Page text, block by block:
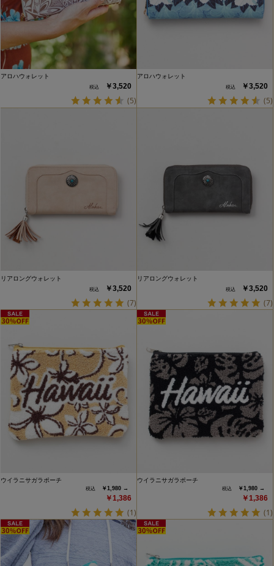
アロハウォレット
￥3,520
(5)
アロハウォレット
￥3,520
(5)
リアロングウォレット
￥3,520
(7)
リアロングウォレット
￥3,520
(7)
ウイラニサガラポーチ
￥1,980 →
￥1,386
(1)
ウイラニサガラポーチ
￥1,980 →
￥1,386
(1)